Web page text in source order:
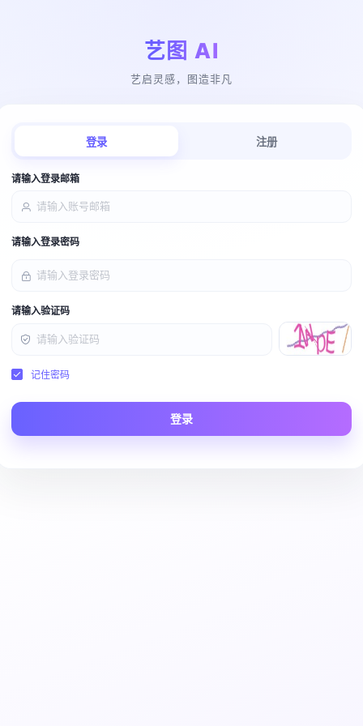
艺图 AI
艺启灵感，图造非凡
登录 注册
请输入登录邮箱
请输入登录密码
请输入验证码
记住密码
登录